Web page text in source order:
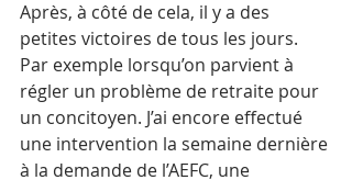
Après, à côté de cela, il y a des
petites victoires de tous les jours.
Par exemple lorsqu’on parvient à
régler un problème de retraite pour
un concitoyen. J’ai encore effectué
une intervention la semaine dernière
à la demande de l’AEFC, une